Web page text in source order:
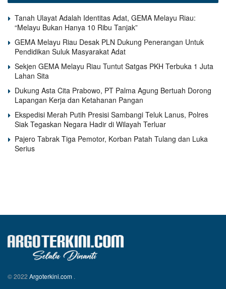
Tanah Ulayat Adalah Identitas Adat, GEMA Melayu Riau:
“Melayu Bukan Hanya 10 Ribu Tanjak”
GEMA Melayu Riau Desak PLN Dukung Penerangan Untuk
Pendidikan Suluk Masyarakat Adat
Sekjen GEMA Melayu Riau Tuntut Satgas PKH Terbuka 1 Juta
Lahan Sita
Dukung Asta Cita Prabowo, PT Palma Agung Bertuah Dorong
Lapangan Kerja dan Ketahanan Pangan
Ekspedisi Merah Putih Presisi Sambangi Teluk Lanus, Polres
Siak Tegaskan Negara Hadir di Wilayah Terluar
Pajero Tabrak Tiga Pemotor, Korban Patah Tulang dan Luka
Serius
© 2022 Argoterkini.com .